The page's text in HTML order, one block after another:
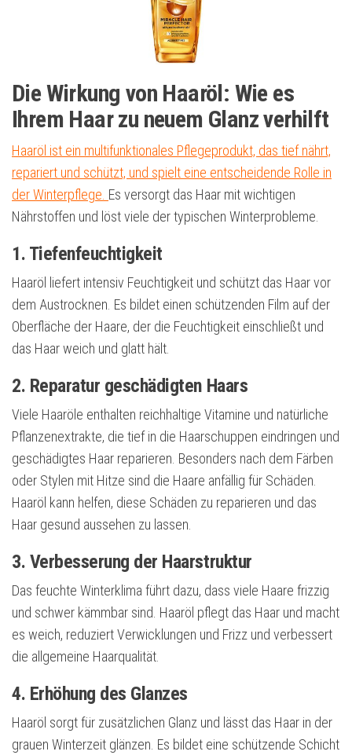
Die Wirkung von Haaröl: Wie es
Ihrem Haar zu neuem Glanz verhilft
Haaröl ist ein multifunktionales Pflegeprodukt, das tief nährt,
repariert und schützt, und spielt eine entscheidende Rolle in
der Winterpflege. Es versorgt das Haar mit wichtigen
Nährstoffen und löst viele der typischen Winterprobleme.
1. Tiefenfeuchtigkeit
Haaröl liefert intensiv Feuchtigkeit und schützt das Haar vor
dem Austrocknen. Es bildet einen schützenden Film auf der
Oberfläche der Haare, der die Feuchtigkeit einschließt und
das Haar weich und glatt hält.
2. Reparatur geschädigten Haars
Viele Haaröle enthalten reichhaltige Vitamine und natürliche
Pflanzenextrakte, die tief in die Haarschuppen eindringen und
geschädigtes Haar reparieren. Besonders nach dem Färben
oder Stylen mit Hitze sind die Haare anfällig für Schäden.
Haaröl kann helfen, diese Schäden zu reparieren und das
Haar gesund aussehen zu lassen.
3. Verbesserung der Haarstruktur
Das feuchte Winterklima führt dazu, dass viele Haare frizzig
und schwer kämmbar sind. Haaröl pflegt das Haar und macht
es weich, reduziert Verwicklungen und Frizz und verbessert
die allgemeine Haarqualität.
4. Erhöhung des Glanzes
Haaröl sorgt für zusätzlichen Glanz und lässt das Haar in der
grauen Winterzeit glänzen. Es bildet eine schützende Schicht